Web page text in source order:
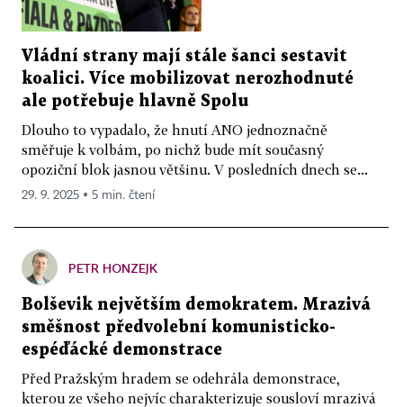
Vládní strany mají stále šanci sestavit
koalici. Více mobilizovat nerozhodnuté
ale potřebuje hlavně Spolu
Dlouho to vypadalo, že hnutí ANO jednoznačně
směřuje k volbám, po nichž bude mít současný
opoziční blok jasnou většinu. V posledních dnech se...
29. 9. 2025 ▪ 5 min. čtení
PETR HONZEJK
Bolševik největším demokratem. Mrazivá
směšnost předvolební komunisticko-
espéďácké demonstrace
Před Pražským hradem se odehrála demonstrace,
kterou ze všeho nejvíc charakterizuje sousloví mrazivá